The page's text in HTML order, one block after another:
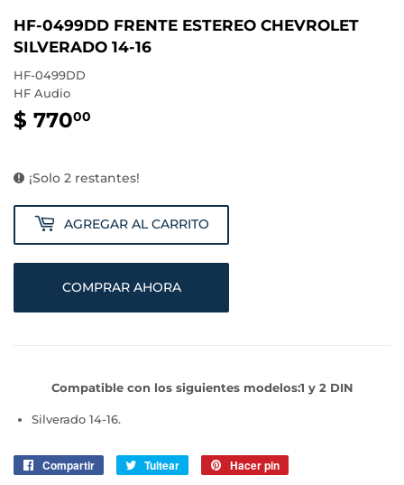
HF-0499DD FRENTE ESTEREO CHEVROLET
SILVERADO 14-16
HF-0499DD
HF Audio
$ 77000
¡Solo 2 restantes!
AGREGAR AL CARRITO
COMPRAR AHORA
Compatible con los siguientes modelos:1 y 2 DIN
Silverado 14-16.
Compartir
CompartirTuitear
Tuitear Hacer pin